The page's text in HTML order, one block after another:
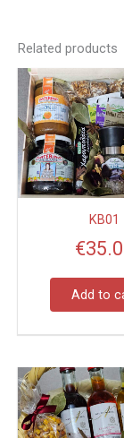
Related products
KB01
€
Add to